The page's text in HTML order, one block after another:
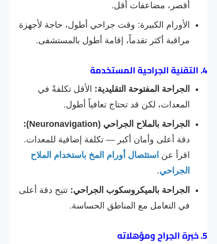
أقصر، مضاعفات أقل.
الأورام الكبيرة: وقت جراحي أطول، حاجة لأجهزة
مراقبة أكثر تقدماً، إقامة أطول بالمستشفى.
4. التقنية الجراحية المستخدمة
الجراحة المفتوحة التقليدية: الأقل تكلفةً في
المعدات، لكن قد تحتاج تعافياً أطول.
الجراحة بالملاح الجراحي (Neuronavigation):
دقة أعلى وأمان أكبر — تكلفة إضافية للمعدات.
اقرأ عن استئصال أورام المخ باستخدام الملاح
الجراحي.
الجراحة بالميكروسكوب الجراحي: تتيح دقة أعلى
في التعامل مع المناطق الحساسة.
5. خبرة الجراح ومؤهلاته